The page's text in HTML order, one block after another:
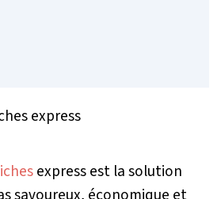
express est la solution